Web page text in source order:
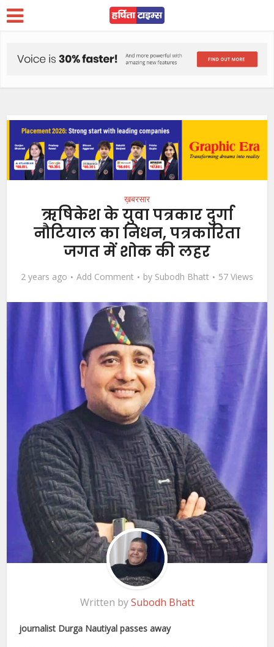
ख़बरसार
ऋषिकेश के युवा पत्रकार दुर्गा
नौटियाल का निधन, पत्रकारिता
जगत में शोक की लहर
2 years ago Add Comment by Subodh Bhatt 57 Views
Written bySubodh Bhatt
journalist Durga Nautiyal passes away